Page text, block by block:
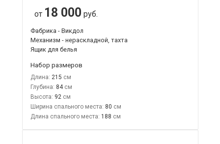
от 18 000 руб.
Фабрика - Викдол
Механизм - нераскладной, тахта
Ящик для белья
Набор размеров
Длина: 215
Глубина: 84
Высота: 92
Ширина спального места: 80
Длина спального места: 188